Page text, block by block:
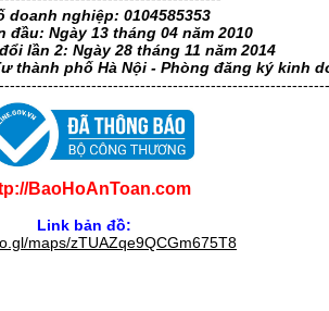
doanh nghiệp: 0104585353
đầu: Ngày 13 tháng 04 năm 2010
lần 2: Ngày 28 tháng 11 năm 2014
thành phố Hà Nội - Phòng đăng ký kinh
BaoHoAnToan.com
Link bản đồ:
maps/zTUAZqe9QCGm675T8